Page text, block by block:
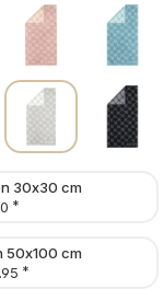
30x30 cm
*
50x100 cm
*